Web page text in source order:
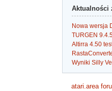
Aktualności
Nowa wersja
TURGEN
Altirra 4.50
Wyniki Silly
atari.area